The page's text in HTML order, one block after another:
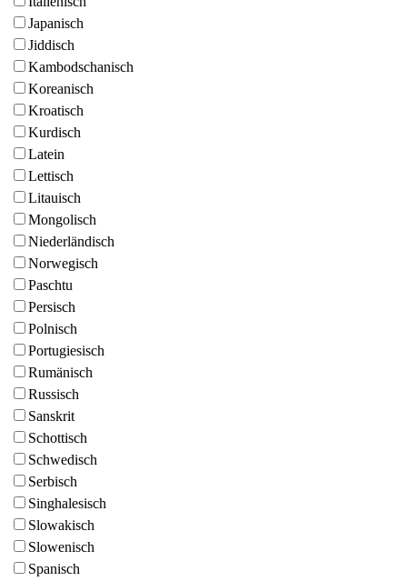
Japanisch
Jiddisch
Kambodschanisch
Koreanisch
Kroatisch
Kurdisch
Latein
Lettisch
Litauisch
Mongolisch
Niederländisch
Norwegisch
Paschtu
Persisch
Polnisch
Portugiesisch
Rumänisch
Russisch
Sanskrit
Schottisch
Schwedisch
Serbisch
Singhalesisch
Slowakisch
Slowenisch
Spanisch